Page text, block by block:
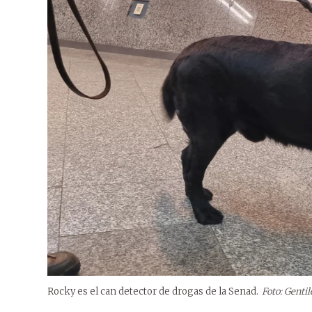
Rocky es el can detector de drogas de la Senad. Foto: